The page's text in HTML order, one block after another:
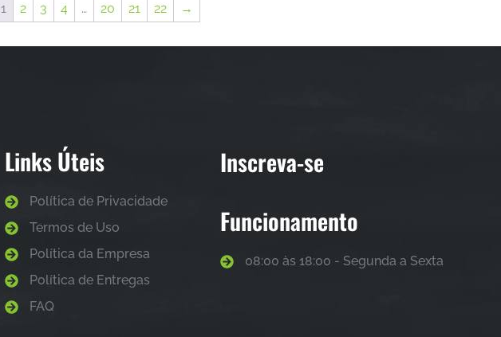
1 2 3 4 … 20 21 22 →
Links Úteis
Política de Privacidade
Termos de Uso
Política da Empresa
Política de Entregas
FAQ
Inscreva-se
Funcionamento
08:00 às 18:00 - Segunda a Sexta